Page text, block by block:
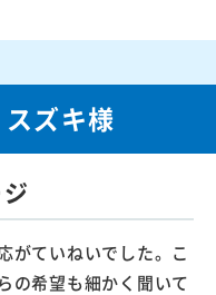
ズキ様
がていねいでした。こ
の希望も細かく聞いて